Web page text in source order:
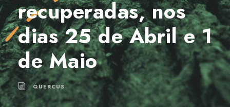
recuperadas, nos
dias 25 de Abril e 1
de Maio
QUERCUS